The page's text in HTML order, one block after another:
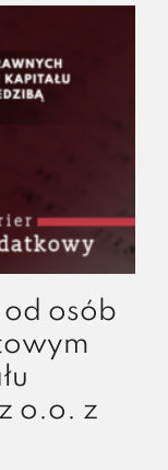
osób
o.o. z